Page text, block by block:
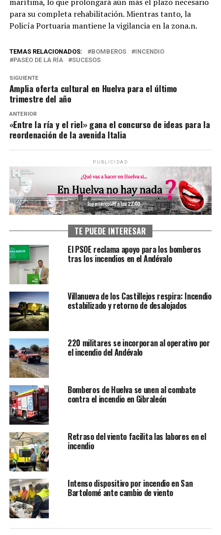
para su completa rehabilitación. Mientras tanto, la
Policía Portuaria mantiene la vigilancia en la zona.n.
TEMAS RELACIONADOS: BOMBEROS
INCENDIO
PASEO DE LA RÍA
SUCESOS
SIGUIENTE
Amplia oferta cultural en Huelva para el último
trimestre del año
ANTERIOR
«Entre la ría y el riel» gana el concurso de ideas para la
reordenación de la avenida Italia
PUBLICIDAD
TE PUEDE INTERESAR
El PSOE reclama apoyo para los bomberos
tras los incendios en el Andévalo
Villanueva de los Castillejos respira: Incendio
estabilizado y retorno de desalojados
220 militares se incorporan al operativo por
el incendio del Andévalo
Bomberos de Huelva se unen al combate
contra el incendio en Gibraleón
Retraso del viento facilita las labores en el
incendio
Intenso dispositivo por incendio en San
Bartolomé ante cambio de viento